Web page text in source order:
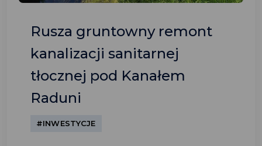
Rusza gruntowny remont
kanalizacji sanitarnej
tłocznej pod Kanałem
Raduni
#INWESTYCJE